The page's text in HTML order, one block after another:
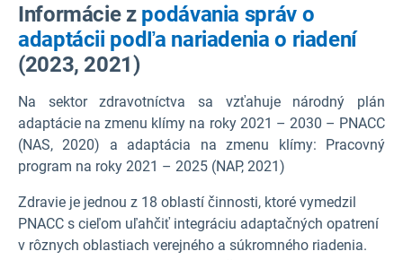
Informácie z podávania správ o
adaptácii podľa nariadenia o riadení
(2023, 2021)
Na sektor zdravotníctva sa vzťahuje národný plán
adaptácie na zmenu klímy na roky 2021 – 2030 – PNACC
(NAS, 2020) a adaptácia na zmenu klímy: Pracovný
program na roky 2021 – 2025 (NAP, 2021)
Zdravie je jednou z 18 oblastí činnosti, ktoré vymedzil
PNACC s cieľom uľahčiť integráciu adaptačných opatrení
v rôznych oblastiach verejného a súkromného riadenia.